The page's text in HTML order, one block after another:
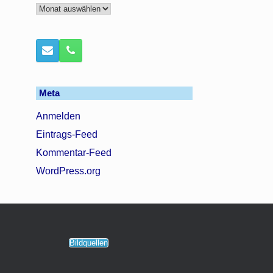
Archiv
Meta
Anmelden
Eintrags-Feed
Kommentar-Feed
WordPress.org
Bildquellen